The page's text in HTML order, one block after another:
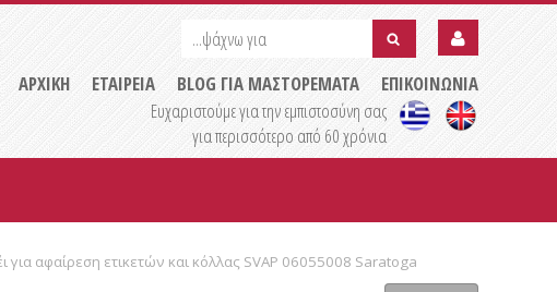
...ψάχνω
για
...ψάχνω
για
submit
ΕΠΙΚΟΙΝΩΝΙΑ
BLOG ΓΙΑ ΜΑΣΤΟΡΕΜΑΤΑ
ΕΤΑΙΡΕΙΑ
ΑΡΧΙΚΗ
Ευχαριστούμε για την εμπιστοσύνη σας
για περισσότερο από 60 χρόνια
για αφαίρεση ετικετών και κόλλας SVAP 06055008 Saratoga